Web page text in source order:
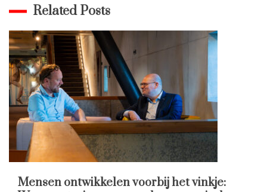
Related Posts
Mensen ontwikkelen voorbij het vinkje: